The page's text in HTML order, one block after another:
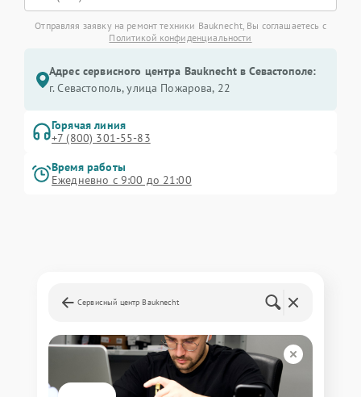
Отправляя заявку на ремонт техники Bauknecht, Вы соглашаетесь с
Политикой конфиденциальности
Адрес сервисного центра Bauknecht в Севастополе:
г. Севастополь, улица Пожарова, 22
Горячая линия
+7 (800) 301-55-83
Время работы
Ежедневно с 9:00 до 21:00
Сервисный центр Bauknecht